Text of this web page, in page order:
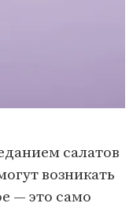
салатов
возникать
— это само